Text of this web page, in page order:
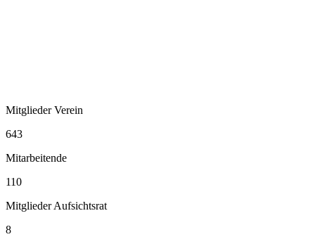
Mitglieder Verein
643
Mitarbeitende
110
Mitglieder Aufsichtsrat
8